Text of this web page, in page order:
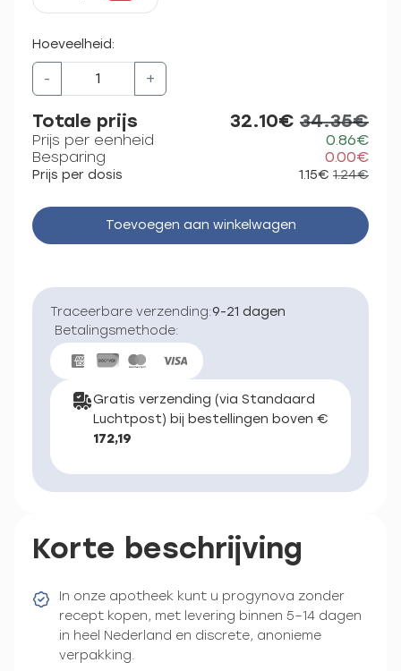
Hoeveelheid:
- +
Totale prijs 32.10€ 34.35€
Prijs per eenheid
0.86€
Besparing
0.00€
Prijs per dosis 1.15€ 1.24€
Toevoegen aan winkelwagen
Traceerbare verzending:9-21 dagen
Betalingsmethode:
Gratis verzending (via Standaard
Luchtpost) bij bestellingen boven €
172,19
Korte beschrijving
In onze apotheek kunt u progynova zonder
recept kopen, met levering binnen 5–14 dagen
in heel Nederland en discrete, anonieme
verpakking.